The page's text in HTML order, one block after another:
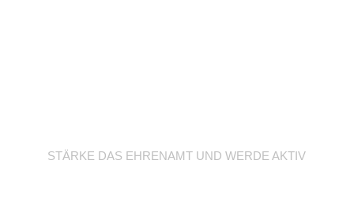
STÄRKE DAS EHRENAMT UND WERDE AKTIV